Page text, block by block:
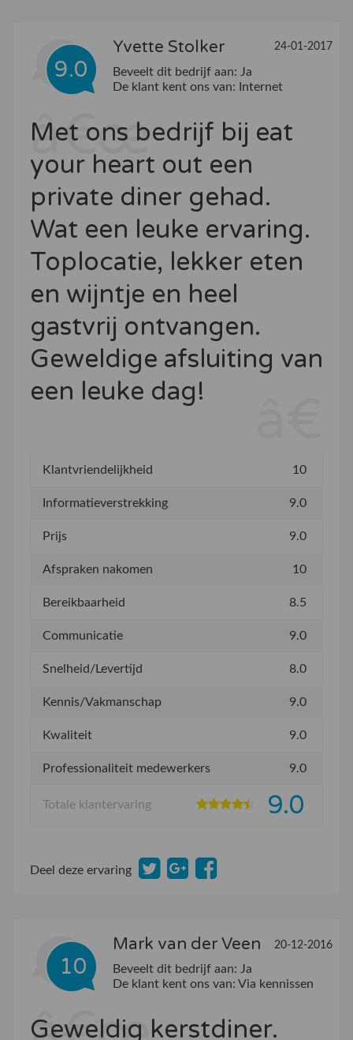
9.0
Yvette Stolker 24-01-2017
Beveelt dit bedrijf aan: Ja
De klant kent ons van:
Internet
Met ons bedrijf bij eat
your heart out een
private diner gehad.
Wat een leuke ervaring.
Toplocatie, lekker eten
en wijntje en heel
gastvrij ontvangen.
Geweldige afsluiting van
een leuke dag!
Klantvriendelijkheid 10
Informatieverstrekking 9.0
Prijs 9.0
Afspraken nakomen 10
Bereikbaarheid 8.5
Communicatie 9.0
Snelheid/Levertijd 8.0
Kennis/Vakmanschap 9.0
Kwaliteit 9.0
Professionaliteit medewerkers 9.0
Totale klantervaring 9.0
Deel deze ervaring
10
Mark van der Veen 20-12-2016
Beveelt dit bedrijf aan: Ja
De klant kent ons van: Via kennissen
Geweldig kerstdiner.